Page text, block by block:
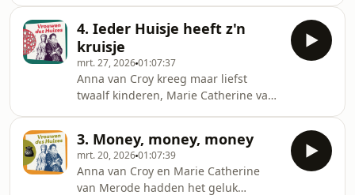
hen. Wat deden al die
personeelsleden precies? Wat
verdienden ze? En wat zegt het
personeel over het karakter en de
sociale positie van h
zichtbaar, voelbaar. Het zat in de
glans van zijde, in de luxueuze
afwerking van een koets, in het
porselein op tafel, in de juwelen die
fonkelden bij kaarslicht. Leven in stijl
was geen vrijblijvende keuze, het was
een sociale verplichting. Hoe gave
4. Ieder Huisje heeft z'n
kruisje
mrt. 27, 202601:07:37
Anna van Croy kreeg maar liefst
twaalf kinderen, Marie Catherine van
en strategisch uitgehuwelijkt. Maar
wat betekende het om moeder te zijn
in de nieuwe tijd? Zagen Anna en
3. Money, money, money
mrt. 20, 202601:07:39
Anna van Croy en Marie Catherine
van Merode hadden het geluk